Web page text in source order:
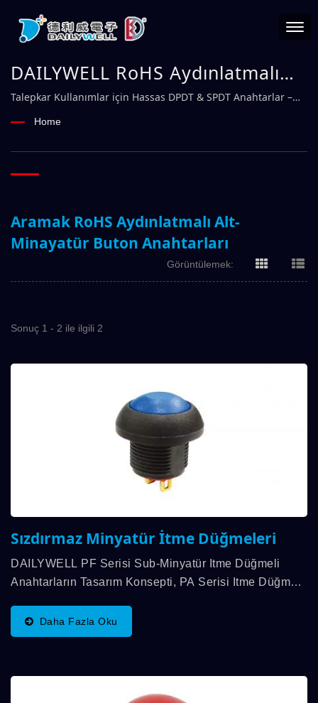
DAILYWELL RoHS Aydınlatmalı
Alt-Minayatür Buton Anahtarları
| Güvenilir Elektromekanik
Anahtar Üreticisi – DAILYWELL
Talepkar Kullanımlar için Hassas DPDT & SPDT Anahtarlar –
Home
Aramak RoHS Aydınlatmalı Alt-
Minayatür Buton Anahtarları
Görüntülemek:
Sonuç 1 - 2 ile ilgili 2
Sızdırmaz Minyatür İtme Düğmeleri
DAILYWELL PF Serisi Sub-Minyatür Itme Düğmeli
Anahtarların Tasarım Konsepti, PA Serisi Itme Düğmeli
Mevcuttur, Yakın Gelecekte Kapak Ve Oymalı Desen...
Daha Fazla Oku